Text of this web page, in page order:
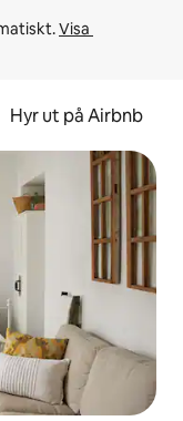
Visa
Hyr ut på Airbnb